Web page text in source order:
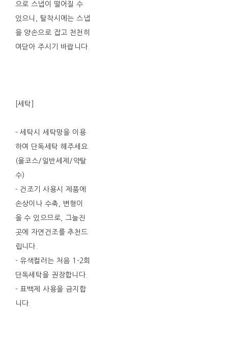
으로 스냅이 떨어질 수
있으니, 탈착시에는 스냅
을 양손으로 잡고 천천히
여닫아 주시기 바랍니다.
[세탁]
- 세탁시 세탁망을 이용
하여 단독세탁 해주세요.
(울코스/일반세제/약탈
수)
- 건조기 사용시 제품에
손상이나 수축, 변형이
올 수 있으므로, 그늘진
곳에 자연건조를 추천드
립니다.
- 유색컬러는 처음 1-2회
단독세탁을 권장합니다.
- 표백제 사용을 금지합
니다.